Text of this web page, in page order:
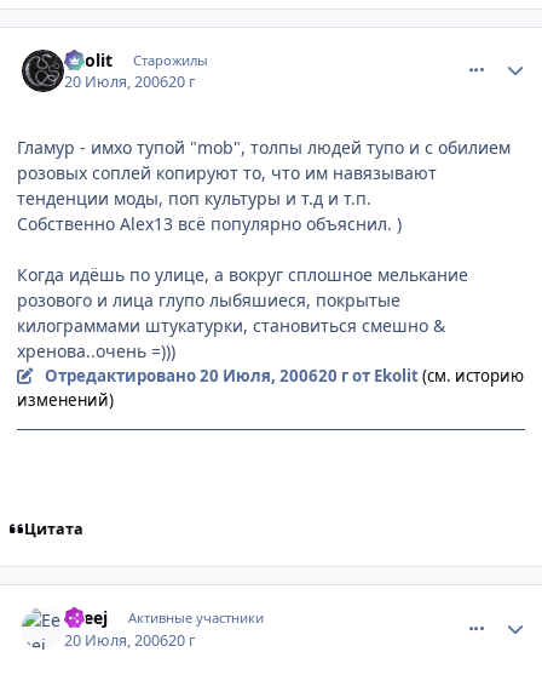
Ekolit Старожилы
20 Июля, 200620 г
Гламур - имхо тупой "mob", толпы людей тупо и с обилием
розовых соплей копируют то, что им навязывают
тенденции моды, поп культуры и т.д и т.п.
Собственно Alex13 всё популярно объяснил. )
Когда идёшь по улице, а вокруг сплошное мелькание
розового и лица глупо лыбяшиеся, покрытые
килограммами штукатурки, становиться смешно &
хренова..очень =)))
Отредактировано20 Июля, 200620 гот Ekolit(см. историю
изменений)
Цитата
Еeeej Активные участники
20 Июля, 200620 г